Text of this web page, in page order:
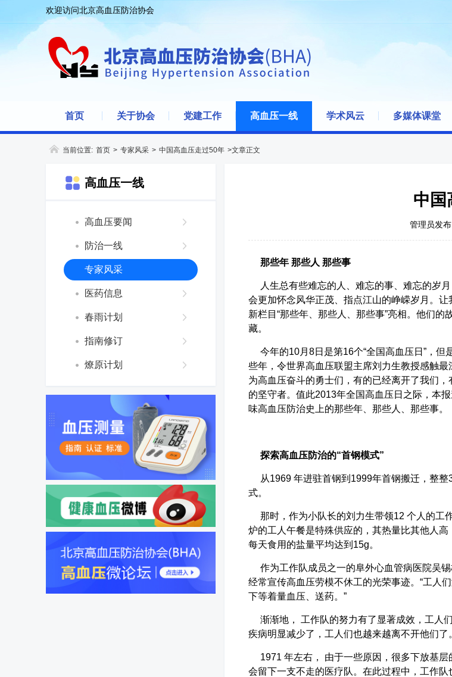
欢迎访问北京高血压防治协会
首页 关于协会 党建工作 高血压一线 学术风云 多媒体课堂
当前位置: 首页 > 专家风采 > 中国高血压走过50年 >文章正文
高血压一线
高血压要闻
防治一线
专家风采
医药信息
春雨计划
指南修订
燎原计划
中国
管理员发布
那些年 那些人 那些事
人生总有些难忘的人、难忘的事、难忘的岁
会更加怀念风华正茂、指点江山的峥嵘岁月。
新栏目“那些年、那些人、那些事”亮相。他们
藏。
今年的10月8日是第16个“全国高血压日”，但
些年，令世界高血压联盟主席刘力生教授感触
为高血压奋斗的勇士们，有的已经离开了我们
的坚守者。值此2013年全国高血压日之际，本
味高血压防治史上的那些年、那些人、那些事。
探索高血压防治的“首钢模式”
从1969 年进驻首钢到1999年首钢搬迁，整
式。
那时，作为小队长的刘力生带领12 个人的工
炉的工人午餐是特殊供应的，其热量比其他人
每天食用的盐量平均达到15g。
作为工作队成员之一的阜外心血管病医院吴
经常宣传高血压劳模不休工的光荣事迹。“工人
下等着量血压、送药。”
渐渐地， 工作队的努力有了显著成效，工人
疾病明显减少了，工人们也越来越离不开他们了
1971 年左右， 由于一些原因，很多下放基层
会留下一支不走的医疗队。在此过程中，工作